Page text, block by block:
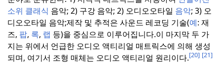
소위 클래식 음악; 2) 구강 음악; 2) 오디오오타일 음악; 3) 오
디오오타일 음악;제작 및 추적은 사운드 레코딩 기술(예: 재
즈, 팝, 록, 랩 등)을 중심으로 이루어집니다.이 마지막 두 가
지는 위에서 언급한 오디오 액티리얼 매트릭스에 의해 생성
되며, 여기서 조형 매체는 오디오 액티리얼 원리이다.[20] [21]